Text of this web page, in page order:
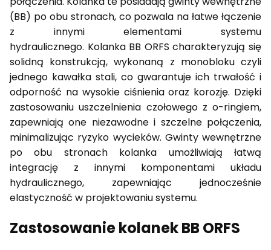
(BB) po obu stronach, co pozwala na łatwe łączenie
z innymi elementami systemu
hydraulicznego. Kolanka BB ORFS charakteryzują się
solidną konstrukcją, wykonaną z monobloku czyli
jednego kawałka stali, co gwarantuje ich trwałość i
odporność na wysokie ciśnienia oraz korozję. Dzięki
zastosowaniu uszczelnienia czołowego z o-ringiem,
zapewniają one niezawodne i szczelne połączenia,
minimalizując ryzyko wycieków. Gwinty wewnętrzne
po obu stronach kolanka umożliwiają łatwą
integrację z innymi komponentami układu
hydraulicznego, zapewniając jednocześnie
elastyczność w projektowaniu systemu.
Zastosowanie kolanek BB ORFS